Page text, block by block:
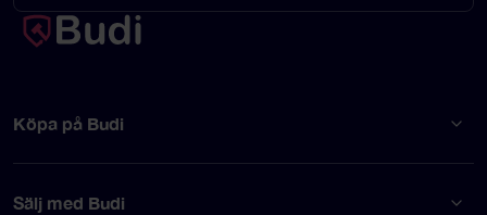
Köpa på Budi
Sälj med Budi